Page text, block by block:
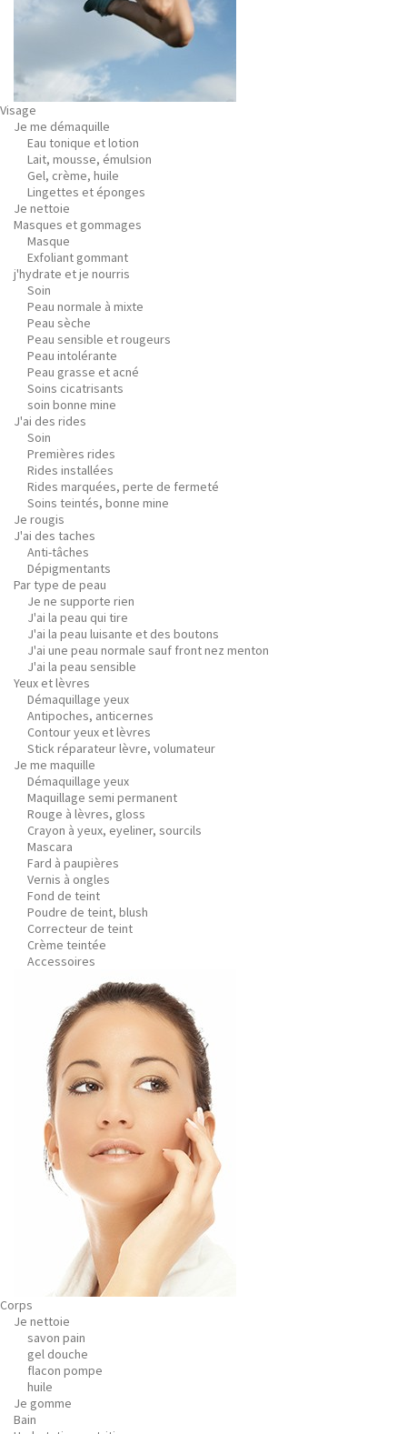
Visage
Je me démaquille
Eau tonique et lotion
Lait, mousse, émulsion
Gel, crème, huile
Lingettes et éponges
Je nettoie
Masques et gommages
Masque
Exfoliant gommant
j'hydrate et je nourris
Soin
Peau normale à mixte
Peau sèche
Peau sensible et rougeurs
Peau intolérante
Peau grasse et acné
Soins cicatrisants
soin bonne mine
J'ai des rides
Soin
Premières rides
Rides installées
Rides marquées, perte de fermeté
Soins teintés, bonne mine
Je rougis
J'ai des taches
Anti-tâches
Dépigmentants
Par type de peau
Je ne supporte rien
J'ai la peau qui tire
J'ai la peau luisante et des boutons
J'ai une peau normale sauf front nez menton
J'ai la peau sensible
Yeux et lèvres
Démaquillage yeux
Antipoches, anticernes
Contour yeux et lèvres
Stick réparateur lèvre, volumateur
Je me maquille
Démaquillage yeux
Maquillage semi permanent
Rouge à lèvres, gloss
Crayon à yeux, eyeliner, sourcils
Mascara
Fard à paupières
Vernis à ongles
Fond de teint
Poudre de teint, blush
Correcteur de teint
Crème teintée
Accessoires
Corps
Je nettoie
savon pain
gel douche
flacon pompe
huile
Je gomme
Bain